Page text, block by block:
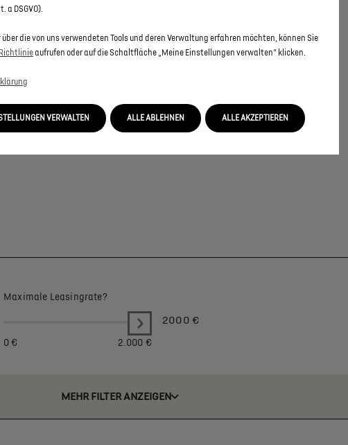
Maximale Leasingrate?
0 € 2.000 €
2000 €
MEHR FILTER ANZEIGEN
a DSGVO).
über die von uns verwendeten Tools und deren Verwaltung erfahren möchten, können Sie
aufrufen oder auf die Schaltfläche „Meine Einstellungen verwalten“ klicken.
VERWALTEN ALLE AKZEPTIEREN
ALLE ABLEHNEN